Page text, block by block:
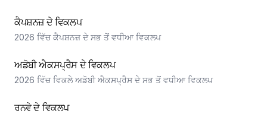
ਕੈਪਸ਼ਨਜ਼ ਦੇ ਵਿਕਲਪ
2026 ਵਿੱਚ ਕੈਪਸ਼ਨਜ਼ ਦੇ ਸਭ ਤੋਂ ਵਧੀਆ ਵਿਕਲਪ
ਅਡੋਬੀ ਐਕਸਪ੍ਰੈਸ ਦੇ ਵਿਕਲਪ
2026 ਵਿੱਚ ਵਿਕਲੇ ਅਡੋਬੀ ਐਕਸਪ੍ਰੈਸ ਦੇ ਸਭ ਤੋਂ ਵਧੀਆ ਵਿਕਲਪ
ਰਨਵੇ ਦੇ ਵਿਕਲਪ